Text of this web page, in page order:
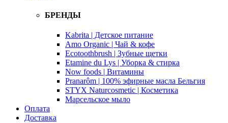
БРЕНДЫ
Kabrita | Детское питание
Amo Organic | Чай & кофе
Ecotoothbrush | Зубные щетки
Etamine du Lys | Уборка & стирка
Now foods | Витамины
Pranarôm | 100% эфирные масла Бельгия
STYX Naturcosmetic | Косметика
Марсельское мыло
Оплата
Доставка